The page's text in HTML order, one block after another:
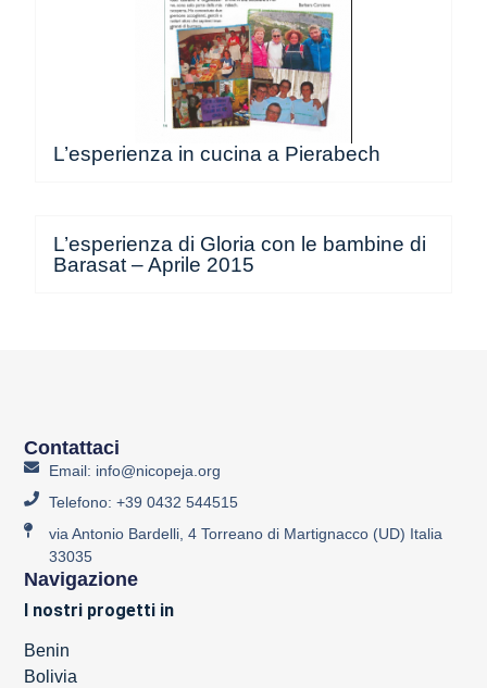
L’esperienza in cucina a Pierabech
L’esperienza di Gloria con le bambine di
Barasat – Aprile 2015
Contattaci
Email: info@nicopeja.org
Telefono: +39 0432 544515
via Antonio Bardelli, 4 Torreano di Martignacco (UD) Italia
33035
Navigazione
I nostri progetti in
Benin
Bolivia